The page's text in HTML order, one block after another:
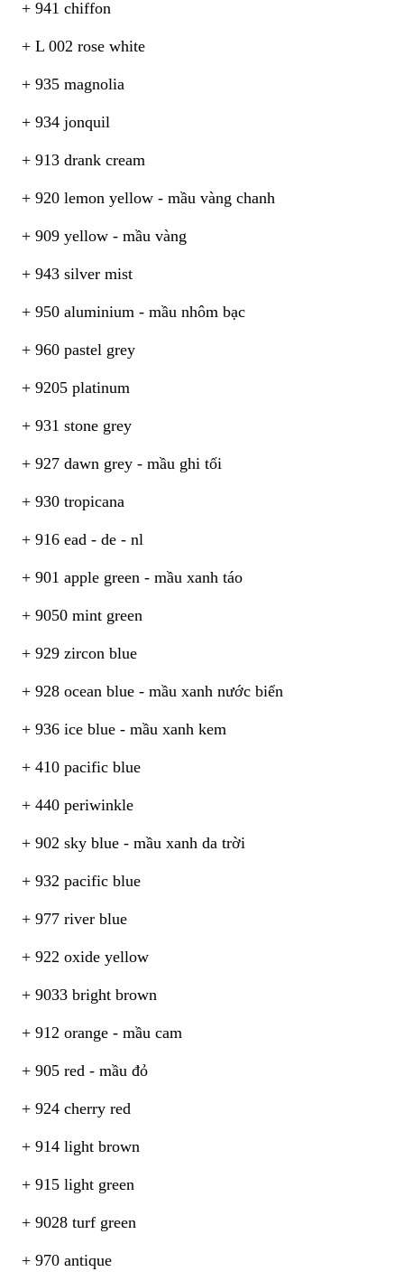
+ 941 chiffon
+ L 002 rose white
+ 935 magnolia
+ 934 jonquil
+ 913 drank cream
+ 920 lemon yellow - mầu vàng chanh
+ 909 yellow - mầu vàng
+ 943 silver mist
+ 950 aluminium - mầu nhôm bạc
+ 960 pastel grey
+ 9205 platinum
+ 931 stone grey
+ 927 dawn grey - mầu ghi tối
+ 930 tropicana
+ 916 ead - de - nl
+ 901 apple green - mầu xanh táo
+ 9050 mint green
+ 929 zircon blue
+ 928 ocean blue - mầu xanh nước biển
+ 936 ice blue - mầu xanh kem
+ 410 pacific blue
+ 440 periwinkle
+ 902 sky blue - mầu xanh da trời
+ 932 pacific blue
+ 977 river blue
+ 922 oxide yellow
+ 9033 bright brown
+ 912 orange - mầu cam
+ 905 red - mầu đỏ
+ 924 cherry red
+ 914 light brown
+ 915 light green
+ 9028 turf green
+ 970 antique